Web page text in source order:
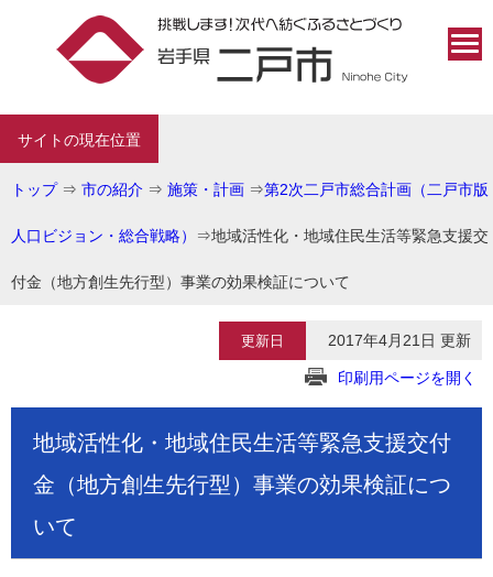
サイトの現在位置
トップ⇒ 市の紹介 ⇒ 施策・計画 ⇒第2次二戸市総合計画（二戸市版
人口ビジョン・総合戦略） ⇒地域活性化・地域住民生活等緊急支援交
付金（地方創生先行型）事業の効果検証について
更新日 2017年4月21日 更新
印刷用ページを開く
地域活性化・地域住民生活等緊急支援交付
金（地方創生先行型）事業の効果検証につ
いて